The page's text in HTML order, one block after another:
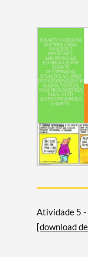
Atividade 5 -
[download